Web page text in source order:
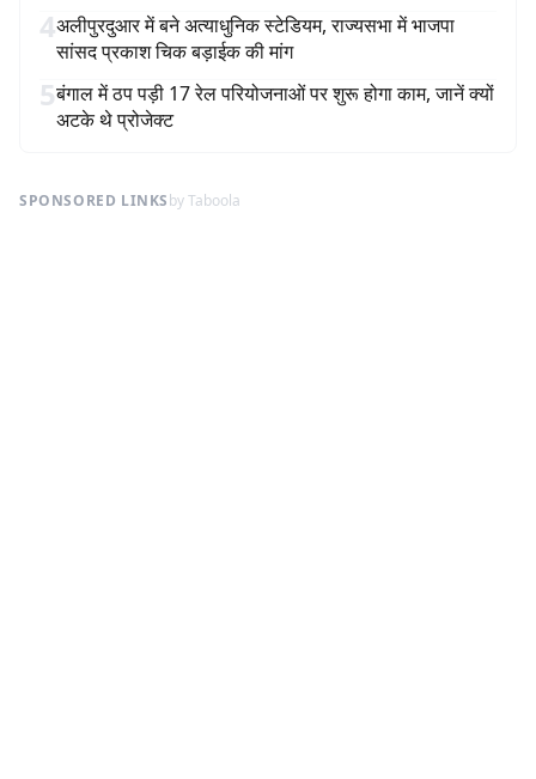
4अलीपुरदुआर में बने अत्याधुनिक स्टेडियम, राज्यसभा में भाजपा
सांसद प्रकाश चिक बड़ाईक की मांग
5बंगाल में ठप पड़ी 17 रेल परियोजनाओं पर शुरू होगा काम, जानें क्यों
अटके थे प्रोजेक्ट
SPONSORED LINKSby Taboola